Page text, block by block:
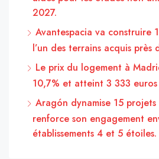
2027.
Avantespacia va construire
l’un des terrains acquis près
Le prix du logement à
10,7% et atteint 3 333
Aragón dynamise 15
renforce son engagement
établissements 4 et 5 étoiles.